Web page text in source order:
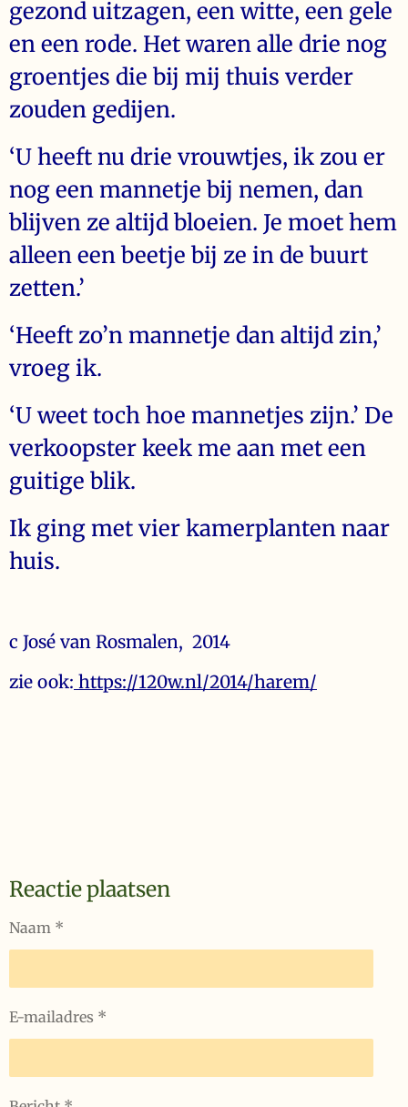
gezond uitzagen, een witte, een gele
en een rode. Het waren alle drie nog
groentjes die bij mij thuis verder
zouden gedijen.
‘U heeft nu drie vrouwtjes, ik zou er
nog een mannetje bij nemen, dan
blijven ze altijd bloeien. Je moet hem
alleen een beetje bij ze in de buurt
zetten.’
‘Heeft zo’n mannetje dan altijd zin,’
vroeg ik.
‘U weet toch hoe mannetjes zijn.’ De
verkoopster keek me aan met een
guitige blik.
Ik ging met vier kamerplanten naar
huis.
c José van Rosmalen, 2014
zie ook: https://120w.nl/2014/harem/
Reactie plaatsen
Naam *
E-mailadres *